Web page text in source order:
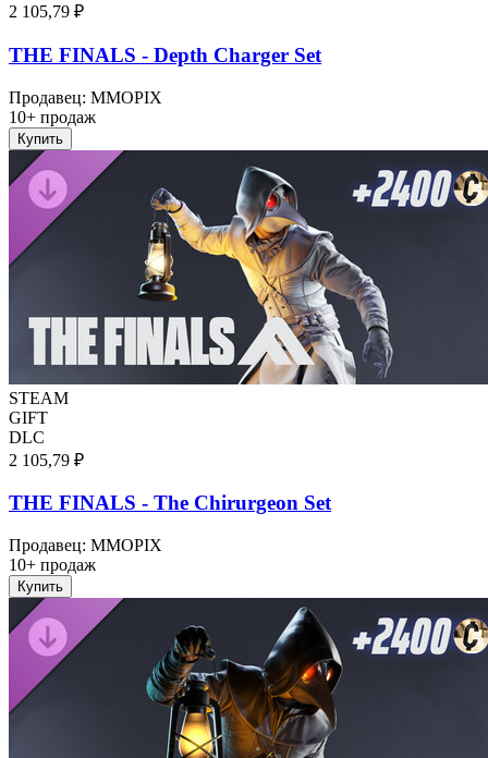
2 105,79 ₽
THE FINALS - Depth Charger Set
Продавец: MMOPIX
10+ продаж
Купить
STEAM
GIFT
DLC
2 105,79 ₽
THE FINALS - The Chirurgeon Set
Продавец: MMOPIX
10+ продаж
Купить